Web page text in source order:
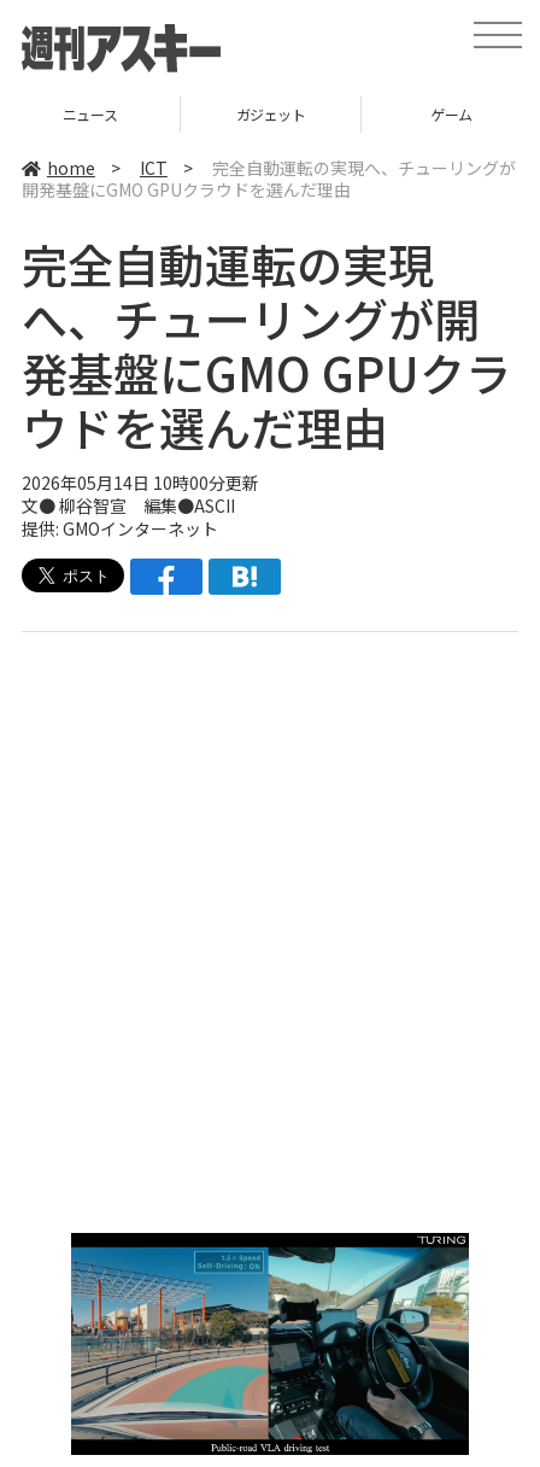
t
o
a
v
ニュース ガジェット ゲーム
home > ICT >
完全自動運転の実現へ、チューリングが
開発基盤にGMO GPUクラウドを選んだ理由
完全自動運転の実現
へ、チューリングが開
発基盤にGMO GPUクラ
ウドを選んだ理由
2026年05月14日 10時00分更新
文● 柳谷智宣 編集●ASCII
提供: GMOインターネット